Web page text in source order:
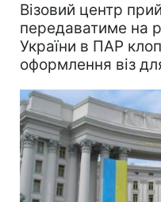
Візовий центр
передаватиме на
України в ПАР
оформлення віз